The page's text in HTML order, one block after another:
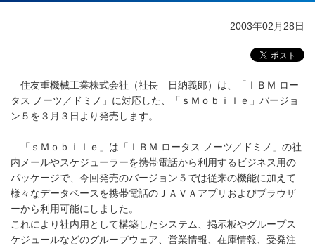
2003年02月28日
住友重機械工業株式会社（社長 日納義郎）は、「ＩＢＭ ロー
タス ノーツ／ドミノ」に対応した、「ｓＭｏｂｉｌｅ」バージョ
ン５を３月３日より発売します。
「ｓＭｏｂｉｌｅ」は「ＩＢＭ ロータス ノーツ／ドミノ」の社
内メールやスケジューラーを携帯電話から利用するビジネス用の
パッケージで、今回発売のバージョン５では従来の機能に加えて
様々なデータベースを携帯電話のＪＡＶＡアプリおよびブラウザ
ーから利用可能にしました。
これにより社内用として構築したシステム、掲示板やグループス
ケジュールなどのグループウェア、営業情報、在庫情報、受発注